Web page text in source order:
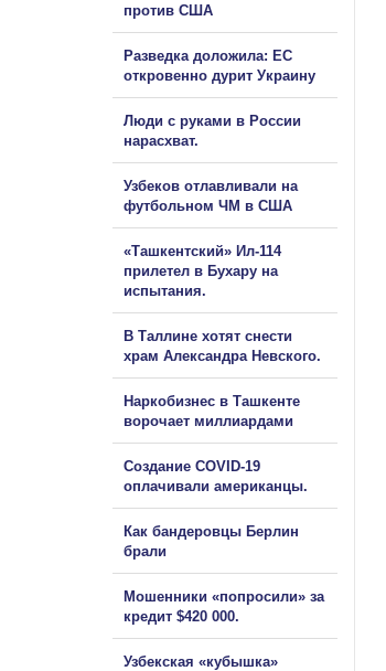
против США
Разведка доложила: ЕС
откровенно дурит Украину
Люди с руками в России
нарасхват.
Узбеков отлавливали на
футбольном ЧМ в США
«Ташкентский» Ил-114
прилетел в Бухару на
испытания.
В Таллине хотят снести
храм Александра Невского.
Наркобизнес в Ташкенте
ворочает миллиардами
Создание COVID-19
оплачивали американцы.
Как бандеровцы Берлин
брали
Мошенники «попросили» за
кредит $420 000.
Узбекская «кубышка»